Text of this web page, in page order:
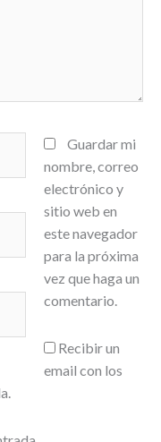
Guardar mi
nombre, correo
electrónico y
sitio web en
este navegador
para la próxima
vez que haga un
comentario.
Recibir un
email con los